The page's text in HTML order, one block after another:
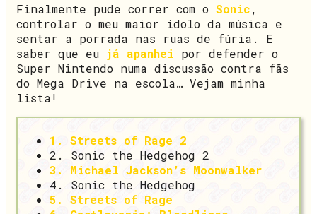
Finalmente pude correr com o Sonic,
controlar o meu maior ídolo da música e
sentar a porrada nas ruas de fúria. E
saber que eu já apanhei por defender o
Super Nintendo numa discussão contra fãs
do Mega Drive na escola… Vejam minha
lista!
1. Streets of Rage 2
2. Sonic the Hedgehog 2
3. Michael Jackson’s Moonwalker
4. Sonic the Hedgehog
5. Streets of Rage